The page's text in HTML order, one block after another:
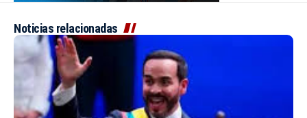
Noticias relacionadas